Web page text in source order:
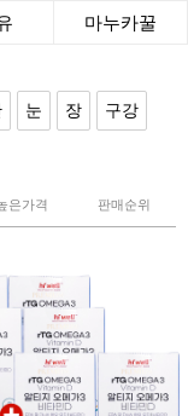
마누카꿀
눈 장 구강
은가격 판매순위